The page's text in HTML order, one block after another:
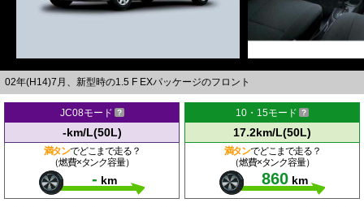
02年(H14)7月、新型時の1.5 F EXパッケージのフロント
JC08モード
-km/L(50L)
満タンでどこまで走る？
（燃費×タンク容量）
- km
10・15モード
17.2km/L(50L)
満タンでどこまで走る？
（燃費×タンク容量）
860 km